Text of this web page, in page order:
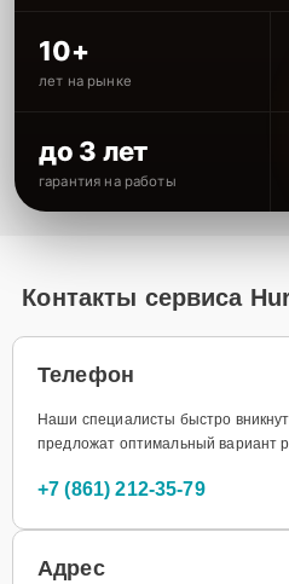
10+
лет на рынке
до 3 лет
гарантия на работы
Контакты сервиса
Телефон
Наши специалисты быстро
предложат оптимальный вариант
+7 (861) 212-35-79
Адрес